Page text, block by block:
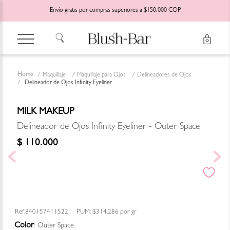
Envío gratis por compras superiores a $150.000 COP
Maquillaje Maquillaje para Ojos
Delineadores de Ojos
Delineador de Ojos Infinity Eyeliner
MILK MAKEUP
Delineador de Ojos Infinity Eyeliner - Outer Space
$ 110.000
840157411522 PUM: $314.286 por gr
Color: Outer Space